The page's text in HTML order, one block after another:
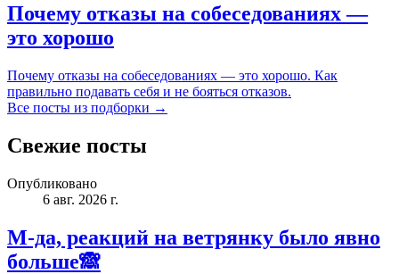
Почему отказы на собеседованиях —
это хорошо
Почему отказы на собеседованиях — это хорошо. Как
правильно подавать себя и не бояться отказов.
Все посты из подборки →
Свежие посты
Опубликовано
6 авг. 2026 г.
М-да, реакций на ветрянку было явно
больше🙈